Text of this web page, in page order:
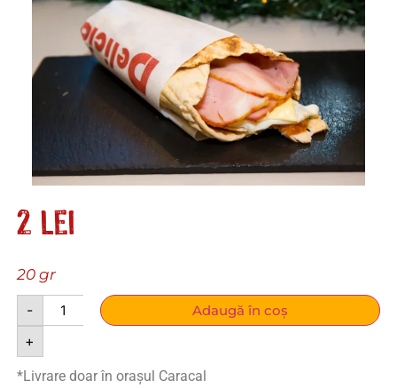
2 lei
20 gr
-
+
Adaugă în coș
*Livrare doar în orașul Caracal